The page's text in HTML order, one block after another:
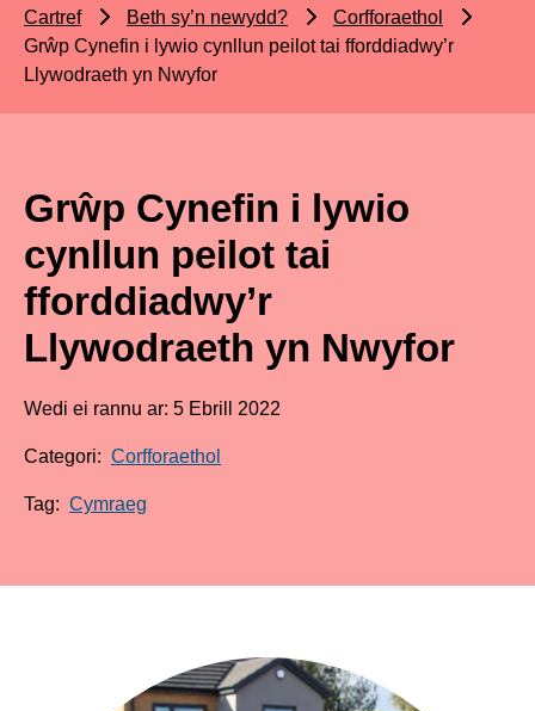
Cartref Beth sy’n newydd?
Corfforaethol
Grŵp Cynefin i lywio cynllun peilot tai fforddiadwy’r
Llywodraeth yn Nwyfor
Grŵp Cynefin i lywio
cynllun peilot tai
fforddiadwy’r
Llywodraeth yn Nwyfor
Wedi ei rannu ar: 5 Ebrill 2022
Categori: Corfforaethol
Tag: Cymraeg